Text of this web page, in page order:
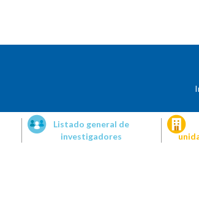
Listado general de
investigadores